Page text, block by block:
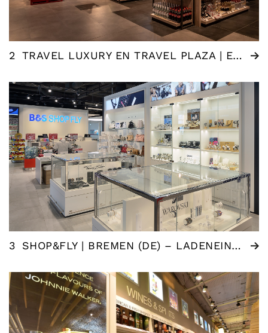
2 TRAVEL LUXURY EN TRAVEL PLAZA | EINDHOVEN (NL)
3 SHOP&FLY | BREMEN (DE) – LADENEINRICHTUNG FLUGHAFEN